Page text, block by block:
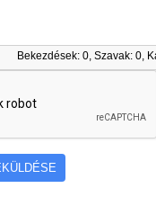
Bekezdések: 0, Szavak: 0,